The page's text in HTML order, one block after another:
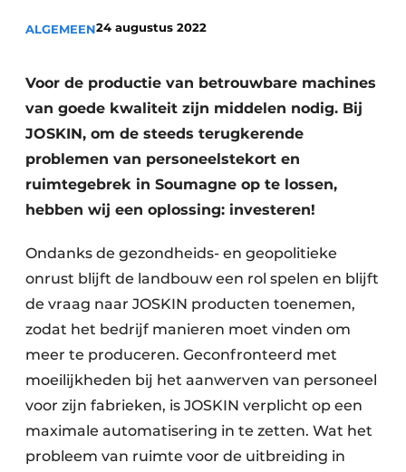
Vacature aanmelden
Video’s
ALGEMEEN24 augustus 2022
Voor de productie van betrouwbare machines
van goede kwaliteit zijn middelen nodig. Bij
JOSKIN, om de steeds terugkerende
problemen van personeelstekort en
ruimtegebrek in Soumagne op te lossen,
hebben wij een oplossing: investeren!
Ondanks de gezondheids- en geopolitieke
onrust blijft de landbouw een rol spelen en blijft
de vraag naar JOSKIN producten toenemen,
zodat het bedrijf manieren moet vinden om
meer te produceren. Geconfronteerd met
moeilijkheden bij het aanwerven van personeel
voor zijn fabrieken, is JOSKIN verplicht op een
maximale automatisering in te zetten. Wat het
probleem van ruimte voor de uitbreiding in